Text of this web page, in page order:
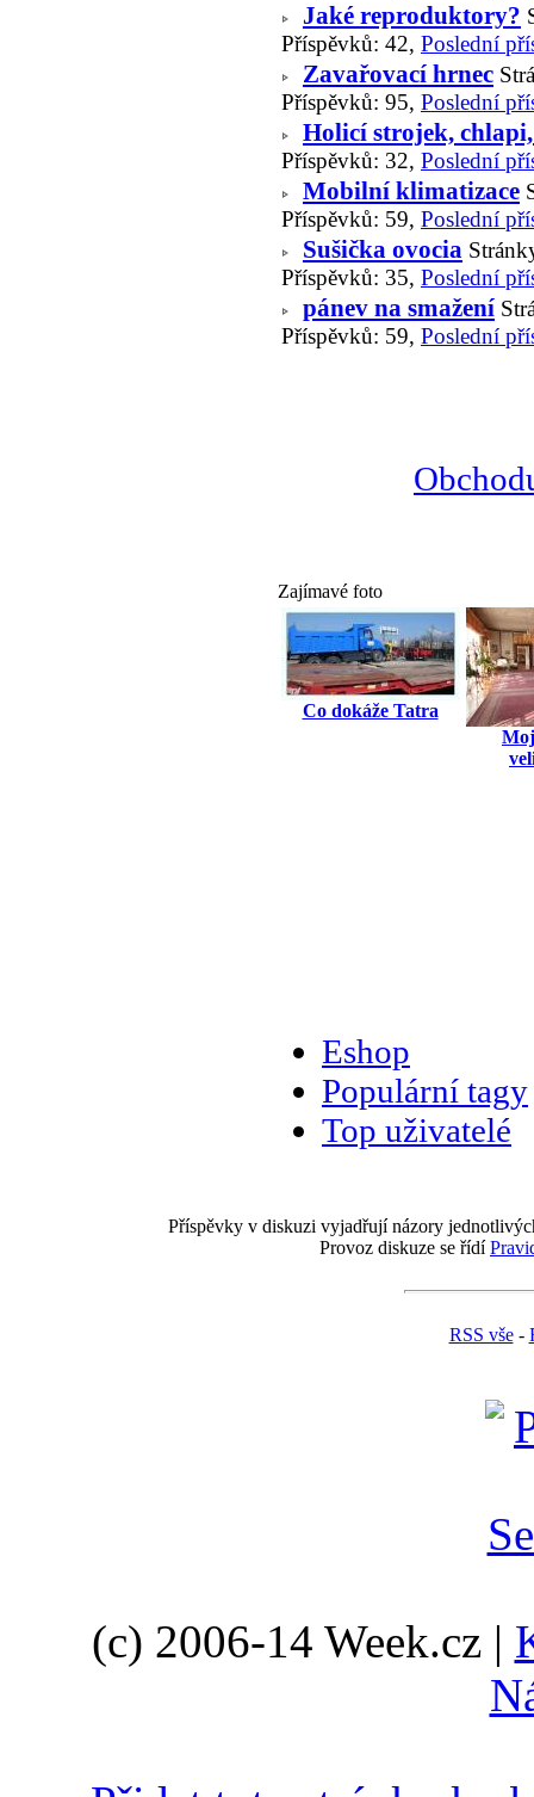
Jaké reproduktory?
Příspěvků: 42, Poslední
Zavařovací hrnec
Příspěvků: 95, Poslední
Holicí strojek,
Příspěvků: 32, Poslední
Mobilní klimatizace
Příspěvků: 59, Poslední
Sušička ovocia
Příspěvků: 35, Poslední
pánev na smažení
Příspěvků: 59, Poslední
Zajímavé foto
Co dokáže Tatra
Eshop
Populární tagy
Top uživatelé
Příspěvky v diskuzi vyjadřují názory
Provoz diskuze se řídí
RSS vše-
(c) 2006-14 Week.cz |